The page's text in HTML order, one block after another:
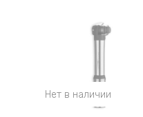
Нет в наличии